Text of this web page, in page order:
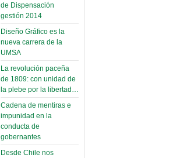
de Dispensación
gestión 2014
Diseño Gráfico es la
nueva carrera de la
UMSA
La revolución paceña
de 1809: con unidad de
la plebe por la libertad…
Cadena de mentiras e
impunidad en la
conducta de
gobernantes
Desde Chile nos